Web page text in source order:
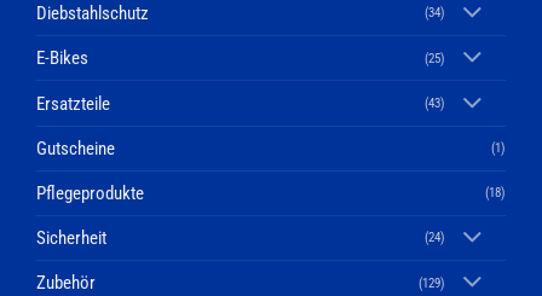
Diebstahlschutz (34)
E-Bikes (25)
Ersatzteile (43)
Gutscheine (1)
Pflegeprodukte (18)
Sicherheit (24)
Zubehör (129)